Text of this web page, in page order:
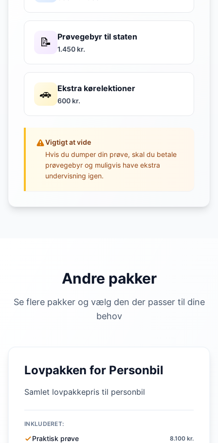
📝 Prøvegebyr til staten
1.450 kr.
🚗 Ekstra kørelektioner
600 kr.
Vigtigt at vide
Hvis du dumper din prøve, skal du betale
prøvegebyr og muligvis have ekstra
undervisning igen.
Andre pakker
Se flere pakker og vælg den der passer til dine
behov
Lovpakken for Personbil
Samlet lovpakkepris til personbil
INKLUDERET:
Praktisk prøve 8.100 kr.